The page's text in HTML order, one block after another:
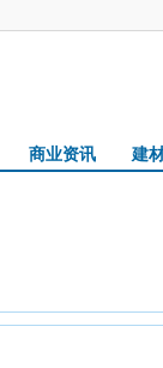
商业资讯 建